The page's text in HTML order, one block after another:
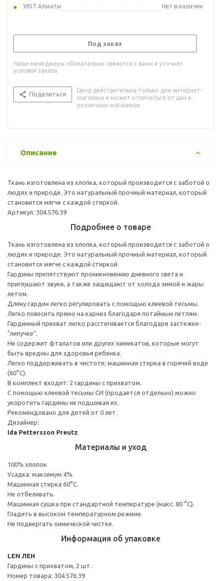
УЮТ Алматы
Нет в наличии
Под заказ
Наши менеджеры обязательно свяжутся с вами и уточнят
условия заказа
Поделиться
Цена действительна только для интернет-
магазина и может отличаться от цен в
розничных магазинах
Описание
Ткань изготовлена из хлопка, который производится с заботой о
людях и природе. Это натуральный прочный материал, который
становится мягче с каждой стиркой.
Артикул: 304.576.39
Подробнее о товаре
Ткань изготовлена из хлопка, который производится с заботой о
людях и природе. Это натуральный прочный материал, который
становится мягче с каждой стиркой.
Гардины препятствуют проникновению дневного света и
приглушают звуки, а также защищают от холода зимой и жары
летом.
Длину гардин легко регулировать с помощью клеевой тесьмы.
Легко повесить прямо на карниз благодаря потайным петлям.
Гардинный прихват легко расстегивается благодаря застежке-
"липучке".
Не содержит фталатов или других химикатов, которые могут
быть вредны для здоровья ребенка.
Легко поддерживать в чистоте; машинная стирка в горячей воде
(60°C).
В комплект входит: 2 гардины с прихватом.
С помощью клеевой тесьмы СИ (продается отдельно) можно
укоротить гардины не подшивая их.
Рекомендовано для детей от 0 лет.
Дизайнер:
Ida Pettersson Preutz
Материалы и уход
100% хлопок
Усадка: максимум 4%.
Машинная стирка 60°С.
Не отбеливать.
Машинная сушка при стандартной температуре (макс. 80 °C).
Гладить в высоком температурном режиме.
Не подвергать химической чистке.
Информация об упаковке
LEN ЛЕН
Гардины с прихватом, 2 шт.
Номер товара: 304.576.39